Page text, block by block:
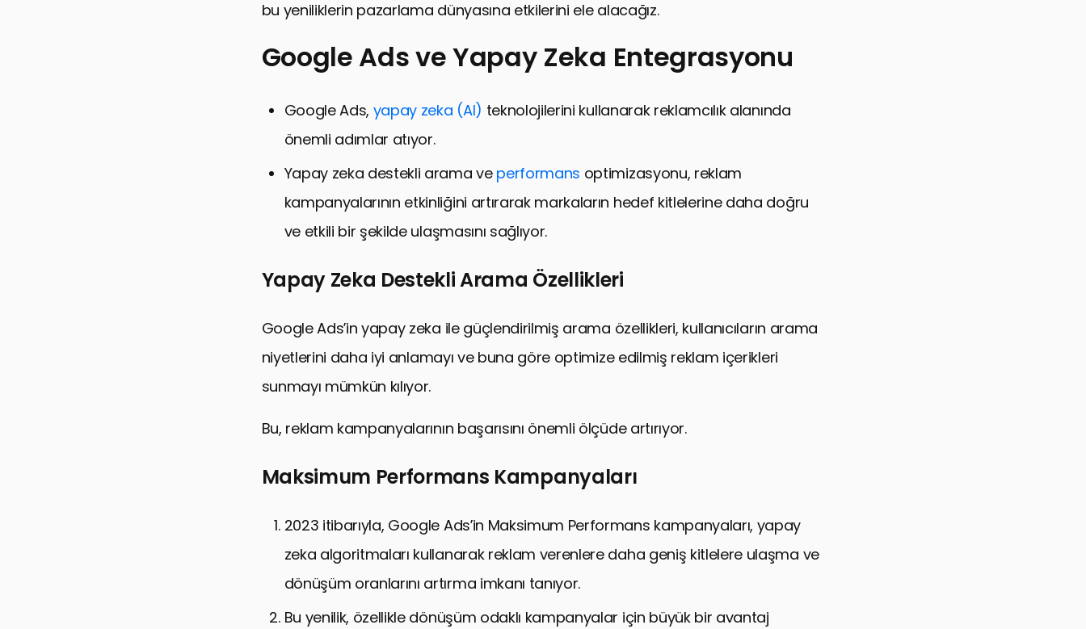
bu yeniliklerin pazarlama dünyasına etkilerini ele alacağız.
Google Ads ve Yapay Zeka Entegrasyonu
Gizlilik Odaklı Reklamcılıkta Yenilikler
Google Analytics 4 ve Google Ads Entegrasyonu
E-Ticarette Google Ads’in Rolü ve Teknolojik Yenilikler
Google Ads’deki Teknolojik Yeniliklerin Dijital Reklamcılığa Etkisi
Gelişmiş Hedefleme ve Kişiselleştirme: Google Ads’in Yenilikçi Yaklaşımları
Sıkça Sorulan Sorular: Google Ads ve Teknolojik Yenilikler
Google Ads ve Yapay Zeka Entegrasyonu
Google Ads, yapay zeka (AI) teknolojilerini kullanarak reklamcılık alanında
önemli adımlar atıyor.
Yapay zeka destekli arama ve performans optimizasyonu, reklam
kampanyalarının etkinliğini artırarak markaların hedef kitlelerine daha doğru
ve etkili bir şekilde ulaşmasını sağlıyor.
Yapay Zeka Destekli Arama Özellikleri
Google Ads’in yapay zeka ile güçlendirilmiş arama özellikleri, kullanıcıların arama
niyetlerini daha iyi anlamayı ve buna göre optimize edilmiş reklam içerikleri
sunmayı mümkün kılıyor.
Bu, reklam kampanyalarının başarısını önemli ölçüde artırıyor.
Maksimum Performans Kampanyaları
2023 itibarıyla, Google Ads’in Maksimum Performans kampanyaları, yapay
zeka algoritmaları kullanarak reklam verenlere daha geniş kitlelere ulaşma ve
dönüşüm oranlarını artırma imkanı tanıyor.
Bu yenilik, özellikle dönüşüm odaklı kampanyalar için büyük bir avantaj